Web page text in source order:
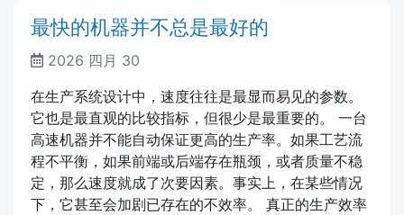
最快的机器并不总是最好的
2026 四月 30
在生产系统设计中，速度往往是最显而易见的参数。
它也是最直观的比较指标，但很少是最重要的。 一台
高速机器并不能自动保证更高的生产率。如果工艺流
程不平衡，如果前端或后端存在瓶颈，或者质量不稳
定，那么速度就成了次要因素。事实上，在某些情况
下，它甚至会加剧已存在的不效率。 真正的生产效率